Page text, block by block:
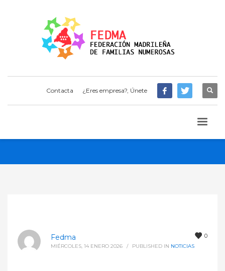
Contacta ¿Eres empresa?, Únete
0
Fedma
MIÉRCOLES, 14 ENERO 2026 / PUBLISHED IN NOTICIAS